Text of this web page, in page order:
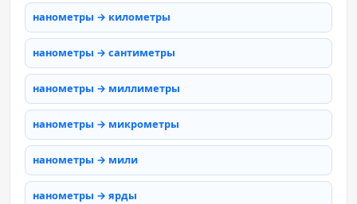
нанометры → километры
нанометры → сантиметры
нанометры → миллиметры
нанометры → микрометры
нанометры → мили
нанометры → ярды